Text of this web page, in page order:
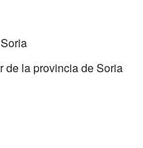
de la provincia de Soria